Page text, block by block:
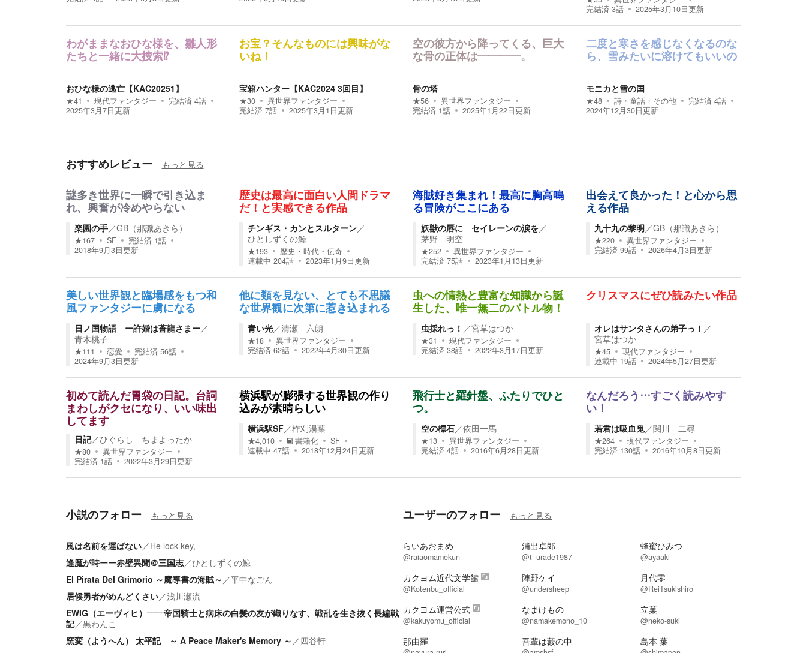
完結済 3話 2025年3月10日更新
わがままなおひな様を、雛人形
たちと一緒に大捜索⁉
おひな様の逃亡【KAC20251】
★41 現代ファンタジー 完結済 4話
2025年3月7日更新
お宝？そんなものには興味がな
いね！
宝箱ハンター【KAC2024 3回目】
★30
異世界ファンタジー
完結済 7話 2025年3月1日更新
空の彼方から降ってくる、巨大
な骨の正体は――――。
骨の塔
★56
異世界ファンタジー
完結済 1話 2025年1月22日更新
二度と寒さを感じなくなるのな
ら、雪みたいに溶けてもいいの
モニカと雪の国
★48 詩・童話・その他 完結済 4話
2024年12月30日更新
おすすめレビュー もっと見る
謎多き世界に一瞬で引き込ま
れ、興奮が冷めやらない
楽園の手／GB（那識あきら）
★167 SF 完結済 1話
2018年9月3日更新
歴史は最高に面白い人間ドラマ
だ！と実感できる作品
チンギス・カンとスルターン／
ひとしずくの鯨
★193
歴史・時代・伝奇
連載中 204話 2023年1月9日更新
海賊好き集まれ！最高に胸高鳴
る冒険がここにある
妖獣の唇に セイレーンの涙を／
茅野 明空
★252
異世界ファンタジー
完結済 75話 2023年1月13日更新
出会えて良かった！と心から思
える作品
九十九の黎明／GB（那識あきら）
★220
異世界ファンタジー
完結済 99話 2026年4月3日更新
美しい世界観と臨場感をもつ和
風ファンタジーに虜になる
日ノ国物語 ー許婚は蒼龍さまー／
青木桃子
★111 恋愛 完結済 56話
2024年9月3日更新
他に類を見ない、とても不思議
な世界観に次第に惹き込まれる
青い光／清瀬 六朗
★18
異世界ファンタジー
完結済 62話 2022年4月30日更新
虫への情熱と豊富な知識から誕
生した、唯一無二のバトル物！
虫採れっ！ ／宮草はつか
★31
現代ファンタジー
完結済 38話 2022年3月17日更新
クリスマスにぜひ読みたい作品
オレはサンタさんの弟子っ！ ／
宮草はつか
★45
現代ファンタジー
連載中 19話 2024年5月27日更新
初めて読んだ胃袋の日記。台詞
まわしがクセになり、いい味出
してます
日記／ひぐらし ちまよったか
★80
異世界ファンタジー
完結済 1話 2022年3月29日更新
横浜駅が膨張する世界観の作り
込みが素晴らしい
横浜駅SF／柞刈湯葉
★4,010 書籍化
SF
連載中 47話 2018年12月24日更新
飛行士と羅針盤、ふたりでひと
つ。
空の標石／依田一馬
★13
異世界ファンタジー
完結済 4話 2016年6月28日更新
なんだろう…すごく読みやす
い！
若君は吸血鬼／関川 二尋
★264
現代ファンタジー
完結済 130話 2016年10月8日更新
小説のフォロー もっと見る
風は名前を運ばない／He lock key,
逢魔が時ーー赤壁異聞＠三国志／ひとしずくの鯨
El Pirata Del Grimorio ～魔導書の海賊～ ／平中なごん
居候勇者がめんどくさい／浅川瀬流
EWIG（エーヴィヒ）――帝国騎士と病床の白髪の友が織りなす、戦乱を生き抜く長編戦
記／黒わんこ
窯変（ようへん） 太平記 ～ A Peace Maker's Memory ～ ／四谷軒
ユーザーのフォロー もっと見る
らいあおまめ
@raiaomamekun
浦出卓郎
@t_urade1987
蜂蜜ひみつ
@ayaaki
カクヨム近代文学館
@Kotenbu_official
陣野ケイ
@undersheep
月代零
@ReiTsukishiro
カクヨム運営公式
@kakuyomu_official
なまけもの
@namakemono_10
立菓
@neko-suki
那由羅 吾輩は藪の中 島本 葉